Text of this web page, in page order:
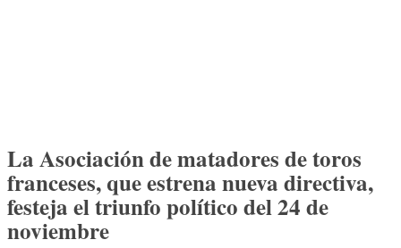
La Asociación de matadores de toros
franceses, que estrena nueva directiva,
festeja el triunfo político del 24 de
noviembre